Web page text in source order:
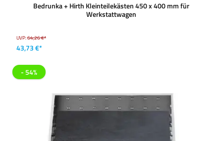
Bedrunka + Hirth Kleinteilekästen 450 x 400 mm für
Werkstattwagen
UVP:64,26 €*
43,73 €*
- 54%